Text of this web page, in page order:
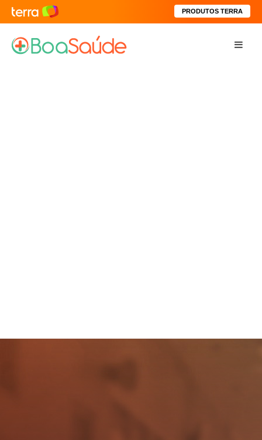
PRODUTOS TERRA